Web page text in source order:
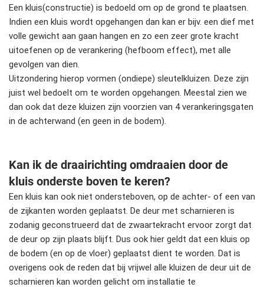
Een kluis(constructie) is bedoeld om op de grond te plaatsen.
Indien een kluis wordt opgehangen dan kan er bijv. een dief met
volle gewicht aan gaan hangen en zo een zeer grote kracht
uitoefenen op de verankering (hefboom effect), met alle
gevolgen van dien.
Uitzondering hierop vormen (ondiepe) sleutelkluizen. Deze zijn
juist wel bedoelt om te worden opgehangen. Meestal zien we
dan ook dat deze kluizen zijn voorzien van 4 verankeringsgaten
in de achterwand (en geen in de bodem).
Kan ik de draairichting omdraaien door de
kluis onderste boven te keren?
Een kluis kan ook niet ondersteboven, op de achter- of een van
de zijkanten worden geplaatst. De deur met scharnieren is
zodanig geconstrueerd dat de zwaartekracht ervoor zorgt dat
de deur op zijn plaats blijft. Dus ook hier geldt dat een kluis op
de bodem (en op de vloer) geplaatst dient te worden. Dat is
overigens ook de reden dat bij vrijwel alle kluizen de deur uit de
scharnieren kan worden gelicht om installatie te